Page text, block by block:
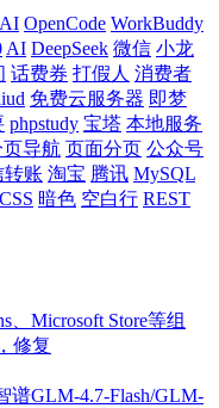
OpenCode WorkBuddy
AI DeepSeek 微信 小龙
话费券 打假人 消费者
免费云服务器 即梦
phpstudy 宝塔 本地服务
导航 页面分页 公众号
转账 淘宝 腾讯 MySQL
CSS 暗色 空白行 REST
、Microsoft Store等组
修复
谱GLM-4.7-Flash/GLM-